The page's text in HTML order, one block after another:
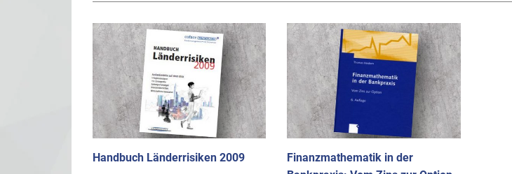
Handbuch Länderrisiken 2009
Finanzmathematik in der